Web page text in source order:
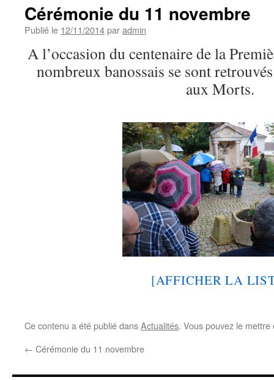
Cérémonie du 11 novembre
Publié le 12/11/2014paradmin
A l’occasion du centenaire de la
nombreux banossais se sont
aux Morts.
[AFFICHER LA
Ce contenu a été publié dansActualités. Vous pouvez le
← Cérémonie du 11 novembre